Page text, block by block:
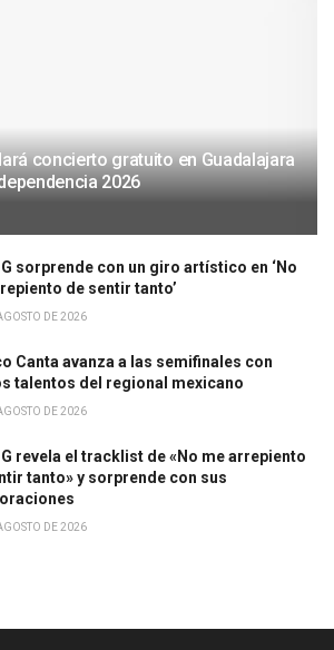
concierto gratuito en Guadalajara
2026
sorprende con un giro artístico en ‘No
de sentir tanto’
DE 2026
Canta avanza a las semifinales con
talentos del regional mexicano
DE 2026
G revela el tracklist de «No me arrepiento
tanto» y sorprende con sus
DE 2026